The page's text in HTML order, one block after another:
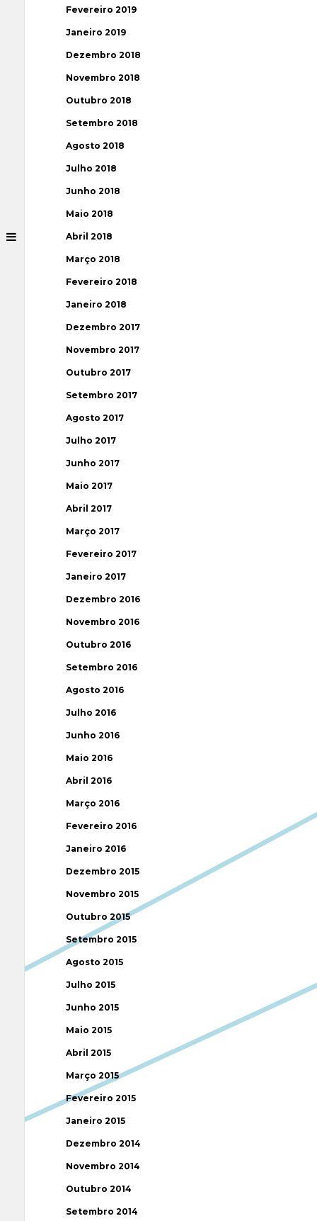
Fevereiro 2019
Janeiro 2019
Dezembro 2018
Novembro 2018
Outubro 2018
Setembro 2018
Agosto 2018
Julho 2018
Junho 2018
Maio 2018
Abril 2018
Março 2018
Fevereiro 2018
Janeiro 2018
Dezembro 2017
Novembro 2017
Outubro 2017
Setembro 2017
Agosto 2017
Julho 2017
Junho 2017
Maio 2017
Abril 2017
Março 2017
Fevereiro 2017
Janeiro 2017
Dezembro 2016
Novembro 2016
Outubro 2016
Setembro 2016
Agosto 2016
Julho 2016
Junho 2016
Maio 2016
Abril 2016
Março 2016
Fevereiro 2016
Janeiro 2016
Dezembro 2015
Novembro 2015
Outubro 2015
Setembro 2015
Agosto 2015
Julho 2015
Junho 2015
Maio 2015
Abril 2015
Março 2015
Fevereiro 2015
Janeiro 2015
Dezembro 2014
Novembro 2014
Outubro 2014
Setembro 2014